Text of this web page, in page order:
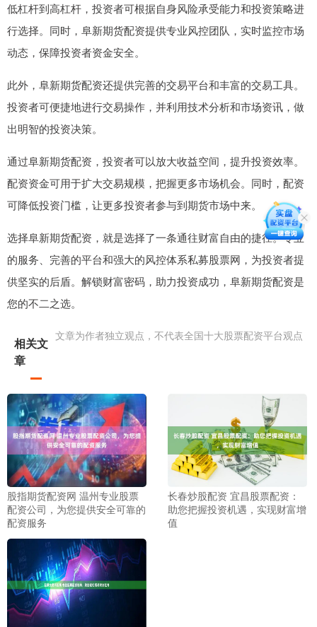
低杠杆到高杠杆，投资者可根据自身风险承受能力和投资策略进
行选择。同时，阜新期货配资提供专业风控团队，实时监控市场
动态，保障投资者资金安全。
此外，阜新期货配资还提供完善的交易平台和丰富的交易工具。
投资者可便捷地进行交易操作，并利用技术分析和市场资讯，做
出明智的投资决策。
通过阜新期货配资，投资者可以放大收益空间，提升投资效率。
配资资金可用于扩大交易规模，把握更多市场机会。同时，配资
可降低投资门槛，让更多投资者参与到期货市场中来。
选择阜新期货配资，就是选择了一条通往财富自由的捷径。专业
的服务、完善的平台和强大的风控体系私募股票网，为投资者提
供坚实的后盾。解锁财富密码，助力投资成功，阜新期货配资是
您的不二之选。
文章为作者独立观点，不代表全国十大股票配资平台观点
相关文
章
股指期货配资网 温州专业股票
配资公司，为您提供安全可靠的
配资服务
长春炒股配资 宜昌股票配资：
助您把握投资机遇，实现财富增
值